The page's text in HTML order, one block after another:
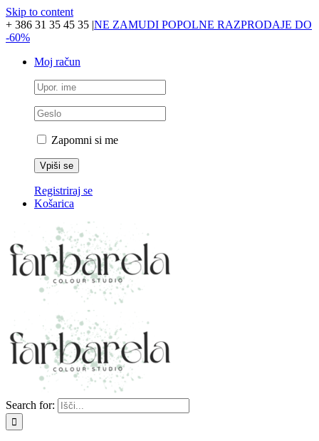
Skip to content
+ 386 31 35 45 35 |NE ZAMUDI POPOLNE RAZPRODAJE DO
-60%
Moj račun
Zapomni si me
Registriraj se
Košarica
Search for: